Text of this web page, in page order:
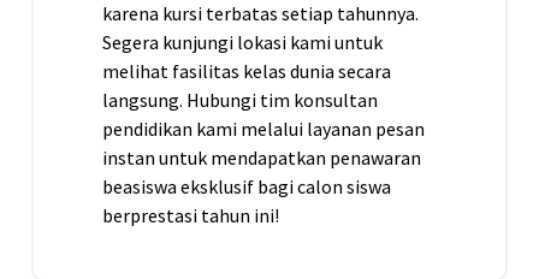
karena kursi terbatas setiap tahunnya.
Segera kunjungi lokasi kami untuk
melihat fasilitas kelas dunia secara
langsung. Hubungi tim konsultan
pendidikan kami melalui layanan pesan
instan untuk mendapatkan penawaran
beasiswa eksklusif bagi calon siswa
berprestasi tahun ini!